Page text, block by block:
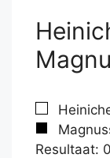
Resultaat: